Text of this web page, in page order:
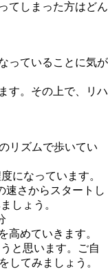
てしまった方はどん
っていることに気が
す。その上で、リハ
リズムで歩いてい
になっています。
速さからスタートし
しょう。
高めていきます。
と思います。ご自
してみましょう。